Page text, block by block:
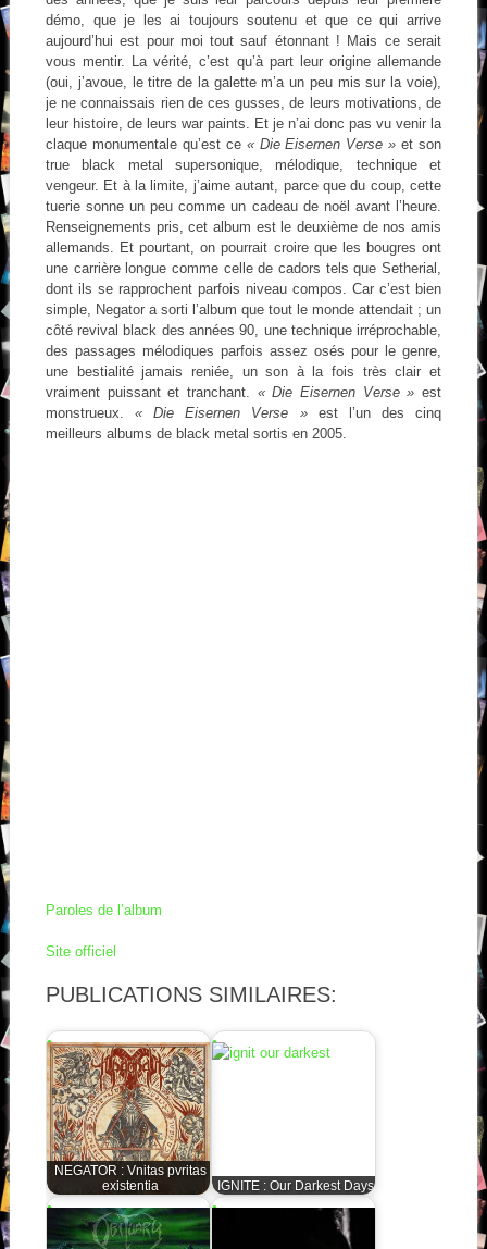
démo, que je les ai toujours soutenu et que ce qui arrive
aujourd’hui est pour moi tout sauf étonnant ! Mais ce serait
vous mentir. La vérité, c’est qu’à part leur origine allemande
(oui, j’avoue, le titre de la galette m’a un peu mis sur la voie),
je ne connaissais rien de ces gusses, de leurs motivations, de
leur histoire, de leurs war paints. Et je n’ai donc pas vu venir la
claque monumentale qu’est ce « Die Eisernen Verse » et son
true black metal supersonique, mélodique, technique et
vengeur. Et à la limite, j’aime autant, parce que du coup, cette
tuerie sonne un peu comme un cadeau de noël avant l’heure.
Renseignements pris, cet album est le deuxième de nos amis
allemands. Et pourtant, on pourrait croire que les bougres ont
une carrière longue comme celle de cadors tels que Setherial,
dont ils se rapprochent parfois niveau compos. Car c’est bien
simple, Negator a sorti l’album que tout le monde attendait ; un
côté revival black des années 90, une technique irréprochable,
des passages mélodiques parfois assez osés pour le genre,
une bestialité jamais reniée, un son à la fois très clair et
vraiment puissant et tranchant. « Die Eisernen Verse » est
monstrueux.« Die Eisernen Verse »est l’un des cinq
meilleurs albums de black metal sortis en 2005.
Paroles de l’album
Site officiel
PUBLICATIONS SIMILAIRES:
NEGATOR : Vnitas pvritas
existentia
IGNITE : Our Darkest Days